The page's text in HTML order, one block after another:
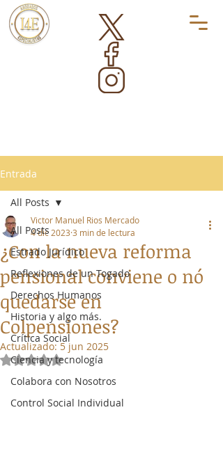
Entrada
All Posts
Estrado Jurídico
Reflexiones de un Togado
Derechos Humanos
Historia y algo más.
Crítica Social
Ciencia y tecnología
Colabora con Nosotros
Control Social Individual
All Posts
¿Con la nueva reforma
pensional conviene o nó
quedarse en
Colpensiones?
Victor Manuel Rios Mercado
4 dic 2023 3 min de lectura
Actualizado:5 jun 2025
Obtuvo NaN de 5 estrellas.